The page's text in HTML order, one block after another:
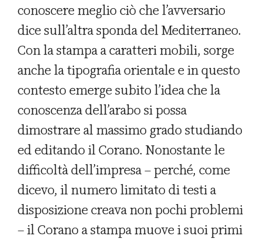
conoscere meglio ciò che l’avversario
dice sull’altra sponda del Mediterraneo.
Con la stampa a caratteri mobili, sorge
anche la tipografia orientale e in questo
contesto emerge subito l’idea che la
conoscenza dell’arabo si possa
dimostrare al massimo grado studiando
ed editando il Corano. Nonostante le
difficoltà dell’impresa – perché, come
dicevo, il numero limitato di testi a
disposizione creava non pochi problemi
– il Corano a stampa muove i suoi primi